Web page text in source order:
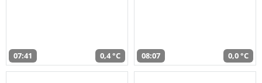
07:41 0,4 °C 08:07 0,0 °C